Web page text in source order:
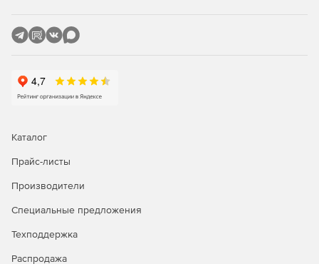
Каталог
Прайс-листы
Производители
Специальные предложения
Техподдержка
Распродажа